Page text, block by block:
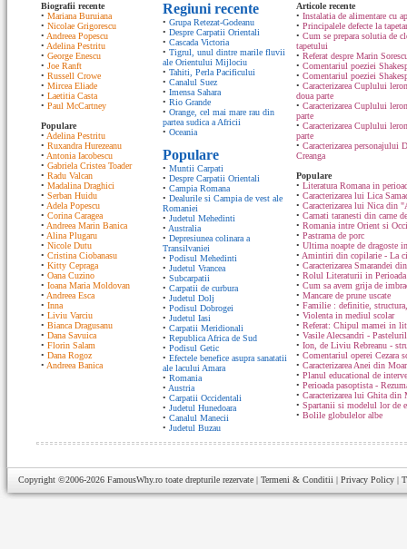
Biografii recente
• Mariana Buruiana
• Nicolae Grigorescu
• Andreea Popescu
• Adelina Pestritu
• George Enescu
• Joe Ranft
• Russell Crowe
• Mircea Eliade
• Laetitia Casta
• Paul McCartney
Populare
• Adelina Pestritu
• Ruxandra Hurezeanu
• Antonia Iacobescu
• Gabriela Cristea Toader
• Radu Valcan
• Madalina Draghici
• Serban Huidu
• Adela Popescu
• Corina Caragea
• Andreea Marin Banica
• Alina Plugaru
• Nicole Dutu
• Cristina Ciobanasu
• Kitty Cepraga
• Oana Cuzino
• Ioana Maria Moldovan
• Andreea Esca
• Inna
• Liviu Varciu
• Bianca Dragusanu
• Dana Savuica
• Florin Salam
• Dana Rogoz
• Andreea Banica
Regiuni recente
• Grupa Retezat-Godeanu
• Despre Carpatii Orientali
• Cascada Victoria
• Tigrul, unul dintre marile fluvii
ale Orientului Mijlociu
• Tahiti, Perla Pacificului
• Canalul Suez
• Imensa Sahara
• Rio Grande
• Orange, cel mai mare rau din
partea sudica a Africii
• Oceania
Populare
• Muntii Carpati
• Despre Carpatii Orientali
• Campia Romana
• Dealurile si Campia de vest ale
Romaniei
• Judetul Mehedinti
• Australia
• Depresiunea colinara a
Transilvaniei
• Podisul Mehedinti
• Judetul Vrancea
• Subcarpatii
• Carpatii de curbura
• Judetul Dolj
• Podisul Dobrogei
• Judetul Iasi
• Carpatii Meridionali
• Republica Africa de Sud
• Podisul Getic
• Efectele benefice asupra sanatatii
ale lacului Amara
• Romania
• Austria
• Carpatii Occidentali
• Judetul Hunedoara
• Canalul Manecii
• Judetul Buzau
Articole recente
• Instalatia de alimentare cu
• Principalele defecte la
• Cum se prepara solutia de
tapetului
• Referat despre Marin
• Comentariul poeziei
• Comentariul poeziei
• Caracterizarea Cuplului
doua parte
• Caracterizarea Cuplului
parte
• Caracterizarea Cuplului
parte
• Caracterizarea personajului
Creanga
Populare
• Literatura Romana in
• Caracterizarea lui Lica
• Caracterizarea lui Nica din
• Carnati taranesti din carne
• Romania intre Orient si
• Pastrama de porc
• Ultima noapte de dragoste
• Amintiri din copilarie - La
• Caracterizarea Smarandei
• Rolul Literaturii in Perioada
• Cum sa avem grija de
• Mancare de prune uscate
• Familie : definitie,
• Violenta in mediul scolar
• Referat: Chipul mamei in
• Vasile Alecsandri -
• Ion, de Liviu Rebreanu -
• Comentariul operei Cezara
• Caracterizarea Anei din
• Planul educational de
• Perioada pasoptista -
• Caracterizarea lui Ghita din
• Spartanii si modelul lor de
• Bolile globulelor albe
Copyright ©2006-2026 FamousWhy.ro toate drepturile rezervate | Termeni & Conditii | Privacy Policy |